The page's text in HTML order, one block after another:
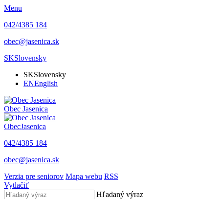
Menu
042/4385 184
obec@jasenica.sk
SKSlovensky
SKSlovensky
ENEnglish
Obec Jasenica
ObecJasenica
042/4385 184
obec@jasenica.sk
Verzia pre seniorov Mapa webu RSS
Vytlačiť
Hľadaný výraz